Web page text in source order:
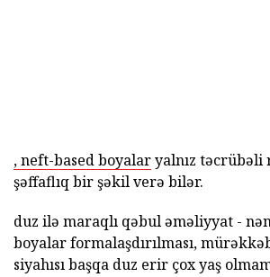
, neft-based boyalaryalnız təcrübəli
şəffaflıq bir şəkil verə bilər.
duz ilə maraqlı qəbul əməliyyat -
boyalar formalaşdırılması,
siyahısı başqa duz erir çox yaş